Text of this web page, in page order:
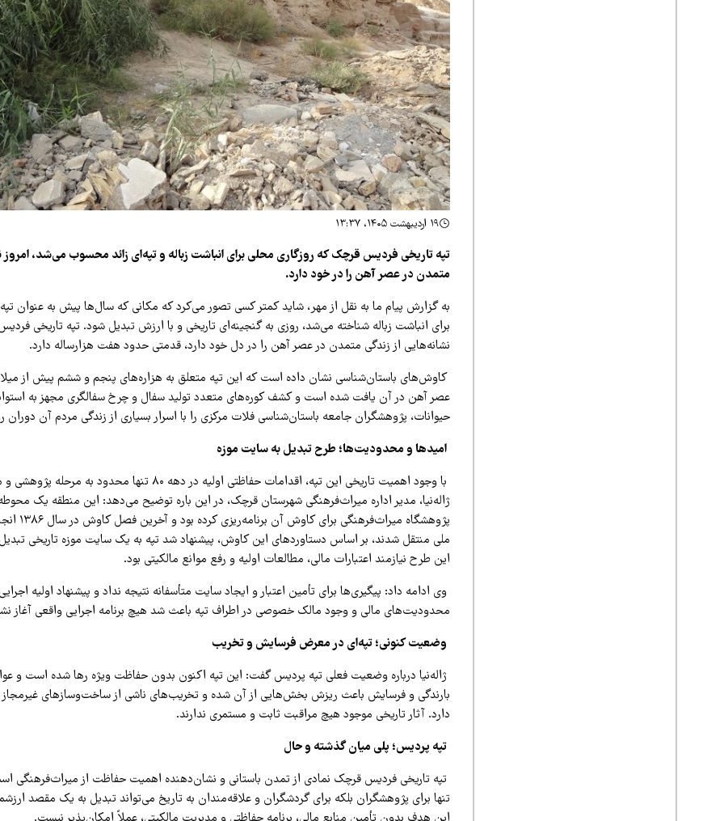
۱۹ اردیبهشت ۱۴۰۵، ۱۳:۳۷
تپه تاریخی فردیس قرچک که روزگاری محلی برای انباشت زباله و تپه‌ای زائد محسوب می‌شد، امروز
متمدن در عصر آهن را در خود دارد.
به گزارش پیام ما به نقل از مهر، شاید کمتر کسی تصور می‌کرد که مکانی که سال‌ها پیش به عنوان
برای انباشت زباله شناخته می‌شد، روزی به گنجینه‌ای تاریخی و با ارزش تبدیل شود. تپه تاریخی
نشانه‌هایی از زندگی متمدن در عصر آهن را در دل خود دارد، قدمتی حدود هفت هزارساله دارد.
کاوش‌های باستان‌شناسی نشان داده است که این تپه متعلق به هزاره‌های پنجم و ششم پیش از
عصر آهن در آن یافت شده است و کشف کوره‌های متعدد تولید سفال و چرخ سفالگری مجهز به
حیوانات، پژوهشگران جامعه باستان‌شناسی فلات مرکزی را با اسرار بسیاری از زندگی مردم آن دوران
امیدها و محدودیت‌ها؛ طرح تبدیل به سایت موزه
با وجود اهمیت تاریخی این تپه، اقدامات حفاظتی اولیه در دهه ۸۰ تنها
ژاله‌نیا، مدیر اداره میراث‌فرهنگی شهرستان قرچک، در این باره توضیح می‌دهد: این منطقه یک
پژوهشگاه
ملی منتقل شدند، بر اساس دستاوردهای این کاوش، پیشنهاد شد تپه به یک سایت موزه تاریخی
این طرح نیازمند اعتبارات مالی، مطالعات اولیه و رفع موانع مالکیتی بود.
وی ادامه داد: پیگیری‌ها برای تأمین اعتبار و ایجاد سایت متأسفانه نتیجه نداد و پیشنهاد اولیه
محدودیت‌های مالی و وجود مالک خصوصی در اطراف تپه باعث شد هیچ برنامه اجرایی واقعی آغاز
وضعیت کنونی؛ تپه‌ای در معرض فرسایش و تخریب
ژاله‌نیا درباره وضعیت فعلی تپه پردیس گفت: این تپه اکنون بدون حفاظت ویژه رها شده است و
بارندگی و فرسایش باعث ریزش بخش‌هایی از آن شده و تخریب‌های ناشی از ساخت‌وسازهای غیرمجاز
دارد. آثار تاریخی موجود هیچ مراقبت ثابت و مستمری ندارند.
تپه پردیس؛ پلی میان گذشته و حال
تپه تاریخی فردیس قرچک نمادی از تمدن باستانی و نشان‌دهنده اهمیت حفاظت از میراث‌فرهنگی
تنها برای پژوهشگران بلکه برای گردشگران و علاقه‌مندان به تاریخ می‌تواند تبدیل به یک مقصد